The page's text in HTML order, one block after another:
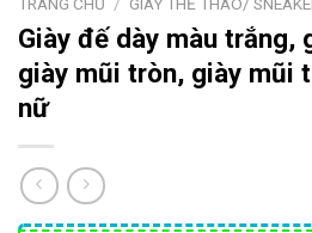
Giày đế dày màu trắng,
giày mũi tròn, giày mũi
nữ